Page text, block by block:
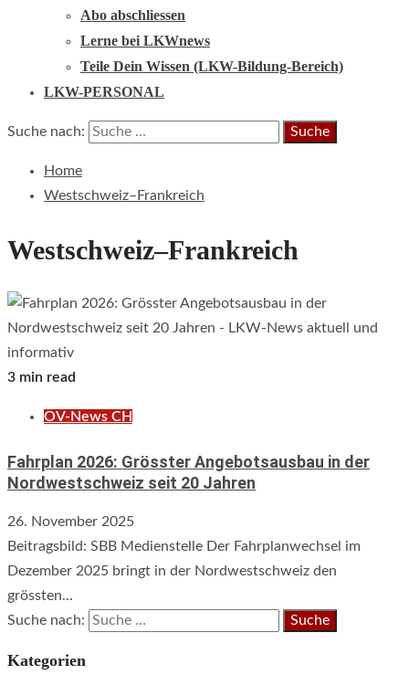
Abo abschliessen
Lerne bei LKWnews
Teile Dein Wissen (LKW-Bildung-Bereich)
LKW-PERSONAL
Suche nach:
Home
Westschweiz–Frankreich
Westschweiz–Frankreich
3 min read
ÖV-News CH
Fahrplan 2026: Grösster Angebotsausbau in der
Nordwestschweiz seit 20 Jahren
26. November 2025
Beitragsbild: SBB Medienstelle Der Fahrplanwechsel im
Dezember 2025 bringt in der Nordwestschweiz den
grössten...
Suche nach:
Kategorien